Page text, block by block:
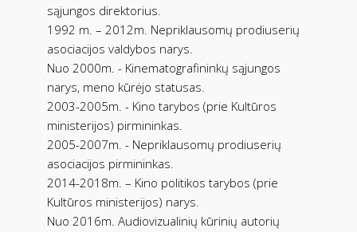
sąjungos direktorius.
1992 m. – 2012m. Nepriklausomų prodiuserių
asociacijos valdybos narys.
Nuo 2000m. - Kinematografininkų sąjungos
narys, meno kūrėjo statusas.
2003-2005m. - Kino tarybos (prie Kultūros
ministerijos) pirmininkas.
2005-2007m. - Nepriklausomų prodiuserių
asociacijos pirmininkas.
2014-2018m. – Kino politikos tarybos (prie
Kultūros ministerijos) narys.
Nuo 2016m. Audiovizualinių kūrinių autorių